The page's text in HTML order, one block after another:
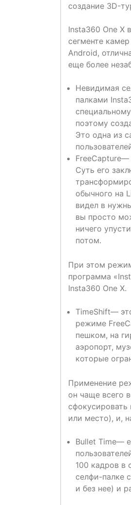
создание 3D-
Insta360 One X
сегменте
Android,
еще более
Невидимая
палками
поэтому
Это одна из
FreeCapture—
Суть его
обычного на
видел в
вы просто
ничего
потом.
При этом
программа
Insta360 One X.
TimeShift—
режиме
пешком, на
аэропорт,
которые
Применение
он чаще всего
или место), и,
Bullet Time—
100 кадров в
селфи-палке
и без нее) и